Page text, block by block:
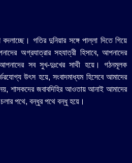
গতির দুনিয়ার সঙ্গে পাল্লা দিতে গিয়ে
অগ্রযাত্রার সহযাত্রী হিসাবে, আপনাদের
আপনাদের সব সুখ-দুঃখের সাথী হয়ে। গঠনমূলক
উ‍ৎস হয়ে, সংবাদমাধ্যম হিসেবে আমাদের
শাসকদের জবাবদিহির আওতায় আনাই আমাদের
পথে, বন্ধুর পথে বন্ধু হয়ে।